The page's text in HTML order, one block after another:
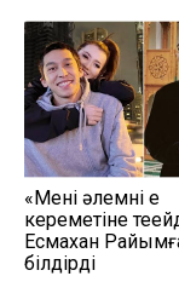
«Мені әлемнің ең
кереметіне
Есмахан
білдірді